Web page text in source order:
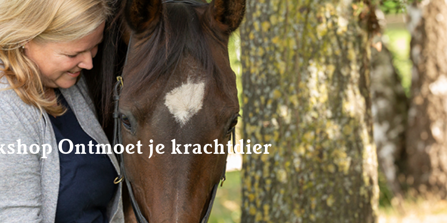
Ontmoet je krachtdier